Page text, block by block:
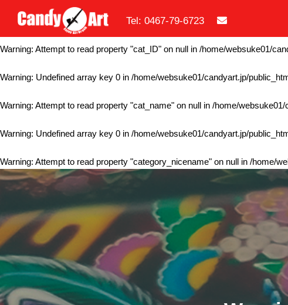
Tel: 0467-79-6723
Warning: Undefined array key 0 in/home/websuke01/candyart.jp/
Warning: Attempt to read property "cat_ID" on null in /home/websuke01/
Warning: Undefined array key 0 in /home/websuke01/candyart.jp/
Warning: Attempt to read property "cat_name" on null in /home/
Warning: Undefined array key 0 in /home/websuke01/candyart.jp/
Warning: Attempt to read property "category_nicename" on null in /home/